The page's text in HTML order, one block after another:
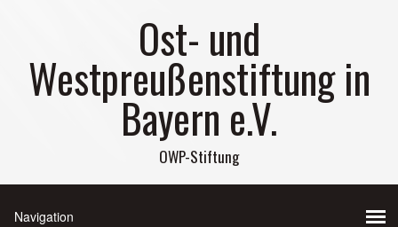
Ost- und
Westpreußenstiftung in
Bayern e.V.
OWP-Stiftung